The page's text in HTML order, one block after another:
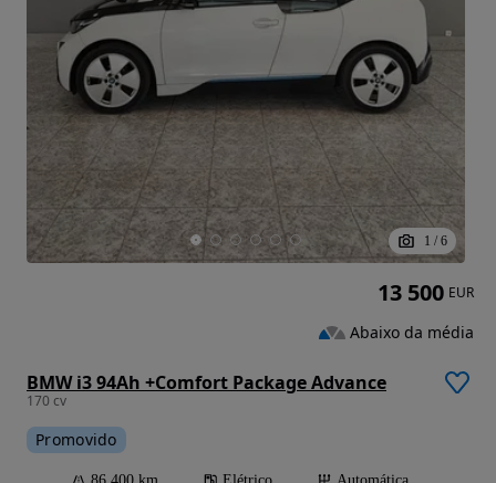
1 / 6
BMW i3 94Ah +Comfort Package Advance
170 cv
Promovido
13 500 EUR
Abaixo da média